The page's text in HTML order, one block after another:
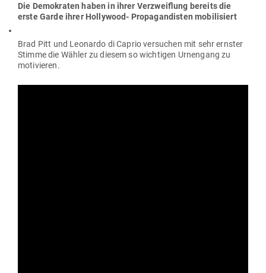
Die Demo­kraten haben in ihrer Ver­zweiflung bereits die
erste Garde ihrer Hol­lywood- Pro­pa­gan­disten mobilisiert
Brad Pitt und Leo­nardo di Caprio ver­suchen mit sehr ernster
Stimme die Wähler zu diesem so wich­tigen Urnengang zu
motivieren.